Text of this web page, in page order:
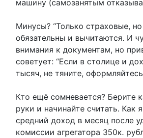
машину (самозанятым
Минусы? “Только страховые,
обязательны и вычитаются. И
внимания к документам, но
советует: “Если в столице и
тысяч, не тяните,
Кто ещё сомневается? Берите
руки и начинайте считать. Как
средний доход в месяц после
комиссии агрегатора 350к.